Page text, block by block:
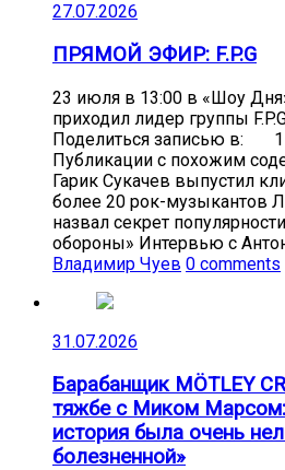
27.07.2026
ПРЯМОЙ ЭФИР: F.P.G
23 июля в 13:00 в «Шоу
приходил лидер группы
Поделиться записью в: 1
Публикации с похожим
Гарик Сукачев выпустил
более 20 рок-музыкантов
назвал секрет
обороны» Интервью с
Владимир Чуев 0 comments
31.07.2026
Барабанщик MÖTLEY
тяжбе с Миком
история была очень
болезненной»